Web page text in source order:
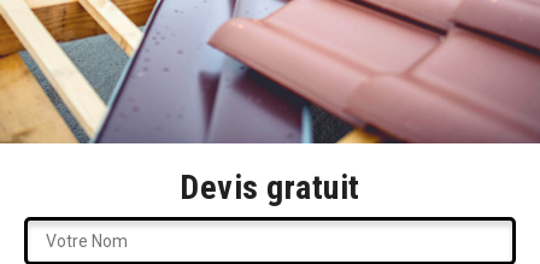
Devis gratuit